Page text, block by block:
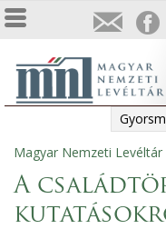
Jelenlegi
hely
Magyar Nemzeti Levéltár
A